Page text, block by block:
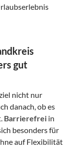
gut
nicht nur
danach, ob es
Barrierefrei in
besonders für
auf Flexibilität